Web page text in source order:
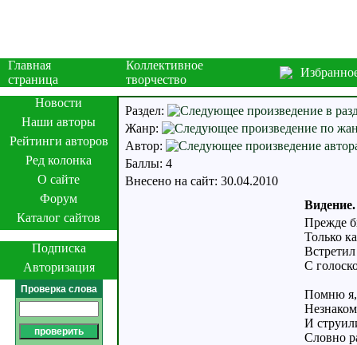
Главная
страница
Коллективное
творчество
Новости
Наши авторы
Рейтинги авторов
Ред колонка
О сайте
Форум
Каталог сайтов
Подписка
Авторизация
Проверка слова
Раздел:
Жанр:
Автор:
Баллы: 4
Внесено на сайт: 30.04.2010
Прежде
Только
С
Помню я,
И
Словно